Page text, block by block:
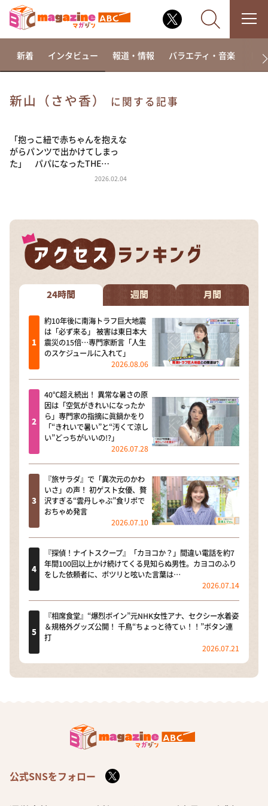
相席食堂
これ余談なんですけど・・・
～人生密着トークバラエティ！～ やすとものいたっ
河合＆A.B.C-Z塚田×福井アナ「なんでやねん！？」
（news おかえり）
DAIGOも台所 ～きょうの献立 何にする？～
本日はダイアンなり！シーズン２
朝だ！生です旅サラダ
教えて！ニュースライブ 正義のミカタ
ＬＩＦＥ～夢のカタチ～
新婚さんいらっしゃい！
ポツンと一軒家
ザキ山小屋本館
ぺこぱのまるスポ
新着 インタビュー 報道・情報 バラエティ・音楽 ド
新山（さや香） に関する記事
「抱っこ紐で赤ちゃんを抱えな
がらパンツで出かけてしまっ
た」 パパになったTHE…
2026.02.04
24時間 週間 月間
約10年後に南海トラフ巨大地震
は「必ず来る」 被害は東日本大
震災の15倍…専門家断言「人生
のスケジュールに入れて」
2026.08.06
40℃超え続出！ 異常な暑さの原
因は「空気がきれいになったか
ら」専門家の指摘に眞鍋かをり
「“きれいで暑い”と“汚くて涼し
い”どっちがいいの!?」
2026.07.28
『旅サラダ』で「異次元のかわ
いさ」の声！ 初ゲスト女優、贅
沢すぎる“雲丹しゃぶ”食リポで
おちゃめ発言
2026.07.10
『探偵！ナイトスクープ』「カヨコか？」間違い電話を約7
年間100回以上かけ続けてくる見知らぬ男性。カヨコのふり
をした依頼者に、ポツリと呟いた言葉は…
2026.07.14
『相席食堂』“爆烈ボイン”元NHK女性アナ、セクシー水着姿
＆規格外グッズ公開！ 千鳥“ちょっと待てぃ！！”ボタン連
打
2026.07.21
公式SNSをフォロー